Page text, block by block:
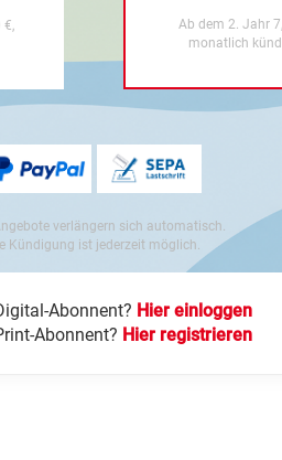
€,
Ab dem 2. Jahr
monatlich
verlängern sich automatisch.
Kündigung ist jederzeit möglich.
Abonnent? Hier einloggen
Abonnent? Hier registrieren